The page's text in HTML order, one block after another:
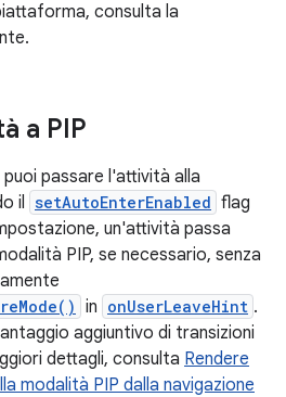
consulta la
a PIP
passare l'attività alla
il setAutoEnterEnabled flag
un'attività passa
PIP, se necessario, senza
in onUserLeaveHint .
aggiuntivo di transizioni
dettagli, consulta Rendere
modalità PIP dalla navigazione